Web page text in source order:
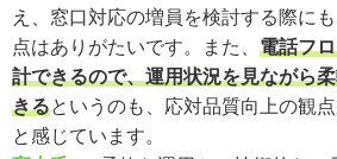
え、窓口対応の増員を検討する際に
点はありがたいです。また、 電話フ
計できるので、運用状況を見ながら
きるというのも、応対品質向上の観
と感じています。